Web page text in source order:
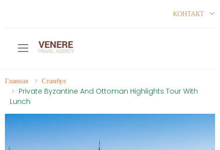
КОНТАКТ
Toggle mobile menu
Главная
Стамбул
Private Byzantine And Ottoman Highlights Tour With
Lunch